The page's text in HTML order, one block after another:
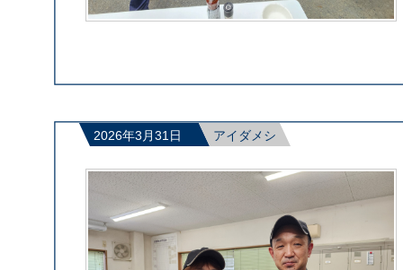
2026年3月31日 アイダメシ